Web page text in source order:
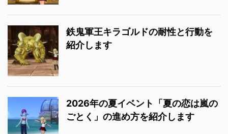
鉄鬼軍王キラゴルドの耐性と行動を
紹介します
2026年の夏イベント「夏の恋は嵐の
ごとく」の進め方を紹介します